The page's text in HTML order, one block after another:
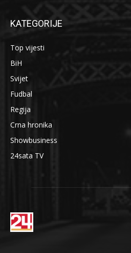
KATEGORIJE
Top vijesti
BiH
Svijet
Fudbal
Regija
Crna hronika
Showbusiness
24sata TV